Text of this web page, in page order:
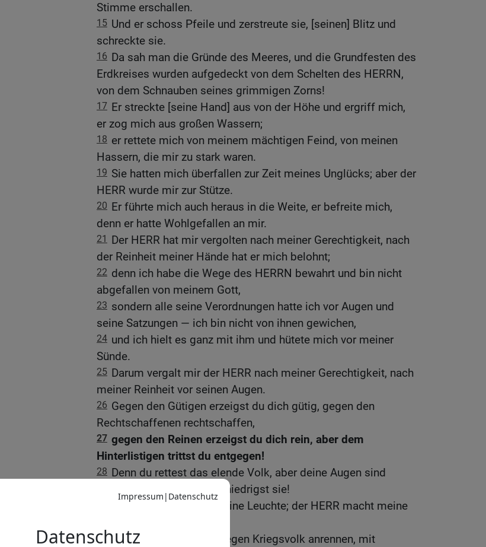
Stimme erschallen.
15 Und er schoss Pfeile und zerstreute sie, [seinen] Blitz und
schreckte sie.
16 Da sah man die Gründe des Meeres, und die Grundfesten des
Erdkreises wurden aufgedeckt von dem Schelten des HERRN,
von dem Schnauben seines grimmigen Zorns!
17 Er streckte [seine Hand] aus von der Höhe und ergriff mich,
er zog mich aus großen Wassern;
18 er rettete mich von meinem mächtigen Feind, von meinen
Hassern, die mir zu stark waren.
19 Sie hatten mich überfallen zur Zeit meines Unglücks; aber der
HERR wurde mir zur Stütze.
20 Er führte mich auch heraus in die Weite, er befreite mich,
denn er hatte Wohlgefallen an mir.
21
Der HERR hat mir vergolten nach meiner Gerechtigkeit, nach
der Reinheit meiner Hände hat er mich belohnt;
22 denn ich habe die Wege des HERRN bewahrt und bin nicht
abgefallen von meinem Gott,
23 sondern alle seine Verordnungen hatte ich vor Augen und
seine Satzungen — ich bin nicht von ihnen gewichen,
24 und ich hielt es ganz mit ihm und hütete mich vor meiner
Sünde.
25 Darum vergalt mir der HERR nach meiner Gerechtigkeit, nach
meiner Reinheit vor seinen Augen.
26 Gegen den Gütigen erzeigst du dich gütig, gegen den
Rechtschaffenen rechtschaffen,
27 gegen den Reinen erzeigst du dich rein, aber dem
Hinterlistigen trittst du entgegen!
28 Denn du rettest das elende Volk, aber deine Augen sind
gegen die Stolzen — du erniedrigst sie!
Denn du, HERR, bist meine Leuchte; der HERR macht meine
30 denn mit dir kann ich gegen Kriegsvolk anrennen, mit